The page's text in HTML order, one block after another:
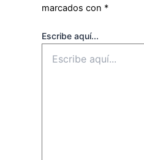
marcados con *
Escribe aquí...